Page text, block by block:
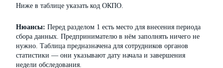
Ниже в таблице указать код ОКПО.
Нюансы: Перед разделом 1 есть место для внесения периода
сбора данных. Предпринимателю в нём заполнять ничего не
нужно. Таблица предназначена для сотрудников органов
статистики — они указывают дату начала и завершения
недели обследования.